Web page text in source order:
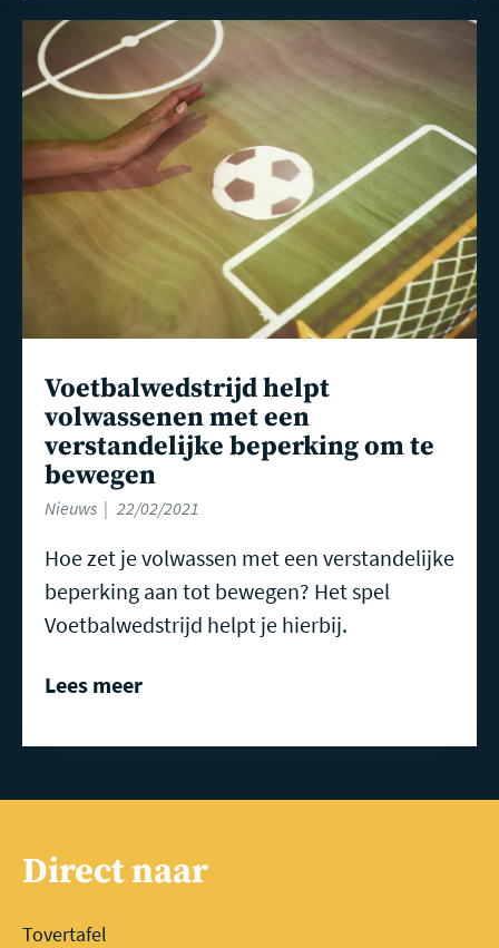
Voetbalwedstrijd helpt
volwassenen met een
verstandelijke beperking om te
bewegen
Nieuws 22/02/2021
Hoe zet je volwassen met een verstandelijke
beperking aan tot bewegen? Het spel
Voetbalwedstrijd helpt je hierbij.
Lees meer
Lees
meer
Direct naar
Tovertafel